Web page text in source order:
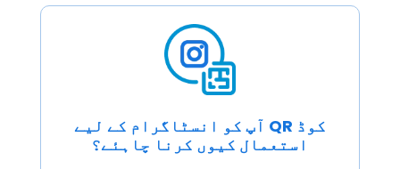
آپ کو انسٹاگرام کے لیے QR کوڈ
استعمال کیوں کرنا چاہئے؟